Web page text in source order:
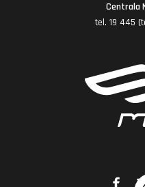
Centrala
tel. 19 445